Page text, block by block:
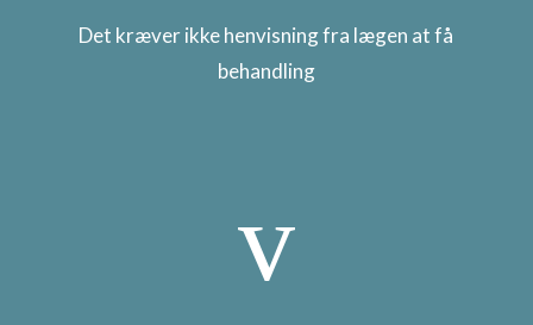
Det kræver ikke henvisning fra lægen at få
behandling
v